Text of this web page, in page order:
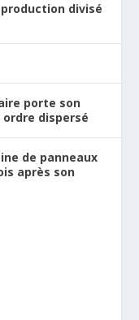
divisé
porte son
dispersé
de panneaux
après son